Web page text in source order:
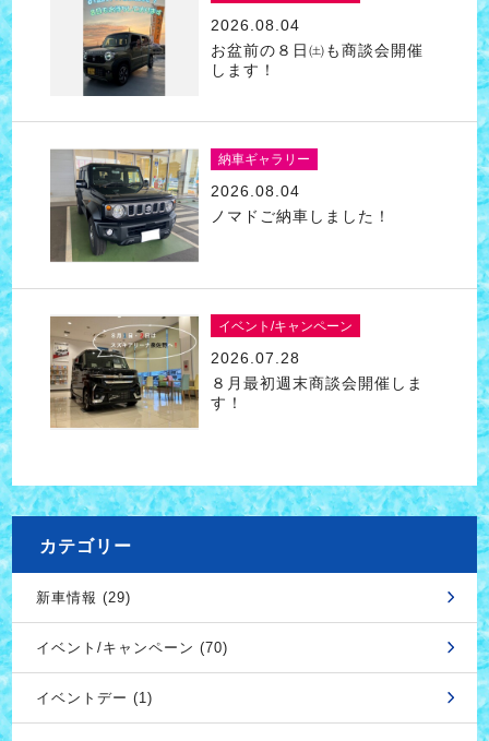
2026.08.04
お盆前の８日㈯も商談会開催
します！
納車ギャラリー
2026.08.04
ノマドご納車しました！
イベント/キャンペーン
2026.07.28
８月最初週末商談会開催しま
す！
カテゴリー
新車情報 (29)
イベント/キャンペーン (70)
イベントデー (1)